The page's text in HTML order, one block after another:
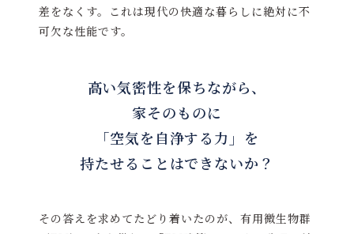
差をなくす。これは現代の快適な暮らしに絶対に不
可欠な性能です。
高い気密性を保ちながら、
家そのものに
「空気を自浄する力」を
持たせることはできないか？
その答えを求めてたどり着いたのが、有用微生物群